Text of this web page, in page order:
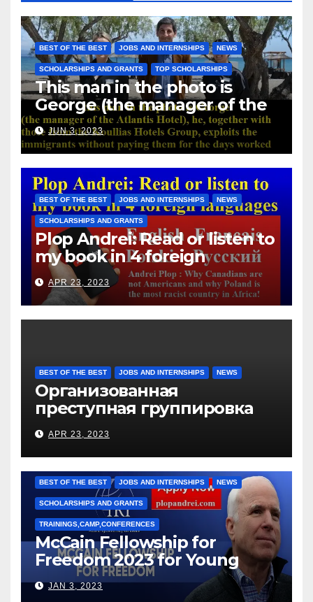
BEST OF THE BEST JOBS AND INTERNSHIPS NEWS
SCHOLARSHIPS AND GRANTS TOP SCHOLARSHIPS
This man in the photo is
George (the manager of the
Atlantis Hotel), he, together
with those from the Koullias
Hotels Group, exploits the
immigrants without paying
them for the days worked
JUN 3, 2023
BEST OF THE BEST JOBS AND INTERNSHIPS NEWS
SCHOLARSHIPS AND GRANTS
Plop Andrei: Read or listen to
my book in 4 foreign
languages
APR 23, 2023
BEST OF THE BEST JOBS AND INTERNSHIPS NEWS
Организованная
преступная группировка
под руководством Игоря
Рижкова (Ryzhkov Ihor) и
Марии Соколовой
APR 23, 2023
BEST OF THE BEST JOBS AND INTERNSHIPS NEWS
SCHOLARSHIPS AND GRANTS
TRAININGS,CAMP,CONFERENCES
McCain Fellowship for
Freedom 2023 for Young
Leaders
JAN 3, 2023